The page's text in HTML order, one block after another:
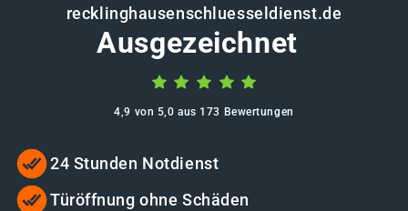
recklinghausenschluesseldienst.de
Ausgezeichnet
4,9 von 5,0 aus 173 Bewertungen
24 Stunden Notdienst
Türöffnung ohne Schäden